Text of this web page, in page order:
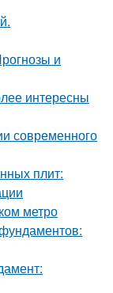
и
интересны
современного
плит:
метро